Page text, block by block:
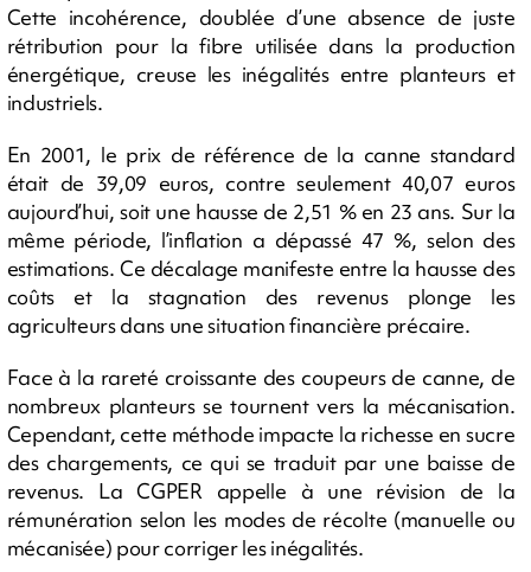
Cette incohérence, doublée d’une absence de juste
rétribution pour la fibre utilisée dans la production
énergétique, creuse les inégalités entre planteurs et
industriels.
En 2001, le prix de référence de la canne standard
était de 39,09 euros, contre seulement 40,07 euros
aujourd’hui, soit une hausse de 2,51 % en 23 ans. Sur la
même période, l’inflation a dépassé 47 %, selon des
estimations. Ce décalage manifeste entre la hausse des
coûts et la stagnation des revenus plonge les
agriculteurs dans une situation financière précaire.
Face à la rareté croissante des coupeurs de canne, de
nombreux planteurs se tournent vers la mécanisation.
Cependant, cette méthode impacte la richesse en sucre
des chargements, ce qui se traduit par une baisse de
revenus. La CGPER appelle à une révision de la
rémunération selon les modes de récolte (manuelle ou
mécanisée) pour corriger les inégalités.